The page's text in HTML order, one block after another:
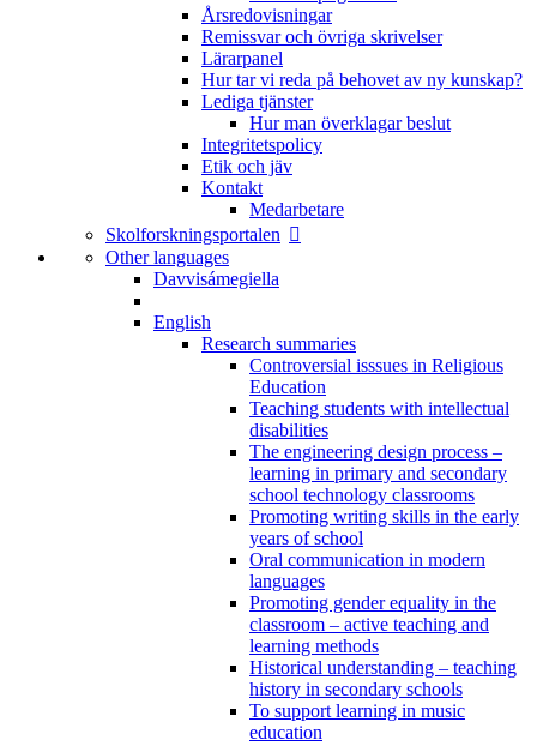
Årsredovisningar
Remissvar och övriga skrivelser
Lärarpanel
Hur tar vi reda på behovet av ny kunskap?
Lediga tjänster
Hur man överklagar beslut
Integritetspolicy
Etik och jäv
Kontakt
Medarbetare
Skolforskningsportalen
Other languages
Davvisámegiella
English
Research summaries
Controversial isssues in Religious
Education
Teaching students with intellectual
disabilities
The engineering design process –
learning in primary and secondary
school technology classrooms
Promoting writing skills in the early
years of school
Oral communication in modern
languages
Promoting gender equality in the
classroom – active teaching and
learning methods
Historical understanding – teaching
history in secondary schools
To support learning in music
education